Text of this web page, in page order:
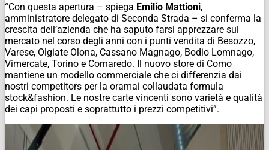
“Con questa apertura – spiega Emilio Mattioni,
amministratore delegato di Seconda Strada – si conferma la
crescita dell’azienda che ha saputo farsi apprezzare sul
mercato nel corso degli anni con i punti vendita di Besozzo,
Varese, Olgiate Olona, Cassano Magnago, Bodio Lomnago,
Vimercate, Torino e Cornaredo. Il nuovo store di Como
mantiene un modello commerciale che ci differenzia dai
nostri competitors per la oramai collaudata formula
stock&fashion. Le nostre carte vincenti sono varietà e qualità
dei capi proposti e soprattutto i prezzi competitivi”.